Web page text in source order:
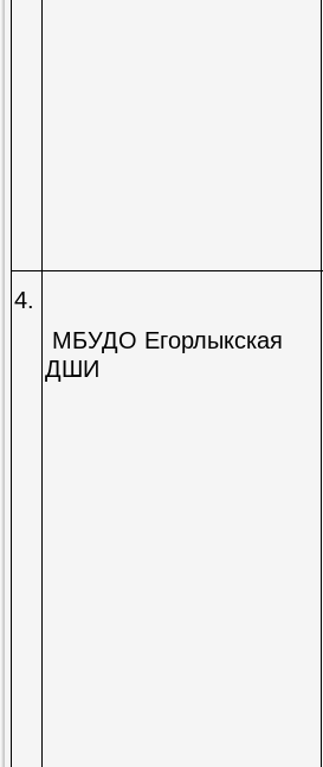
4.
МБУДО Егорлыкская
ДШИ